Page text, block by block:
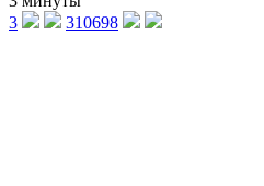
3
310698